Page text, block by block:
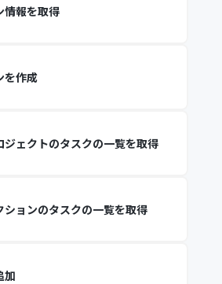
情報を取得
を作成
ジェクトのタスクの一覧を取得
ションのタスクの一覧を取得
加